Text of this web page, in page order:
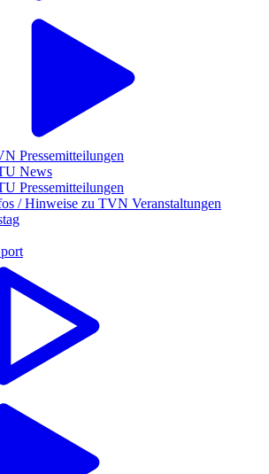
Pressemitteilungen
News
Pressemitteilungen
/ Hinweise zu TVN Veranstaltungen